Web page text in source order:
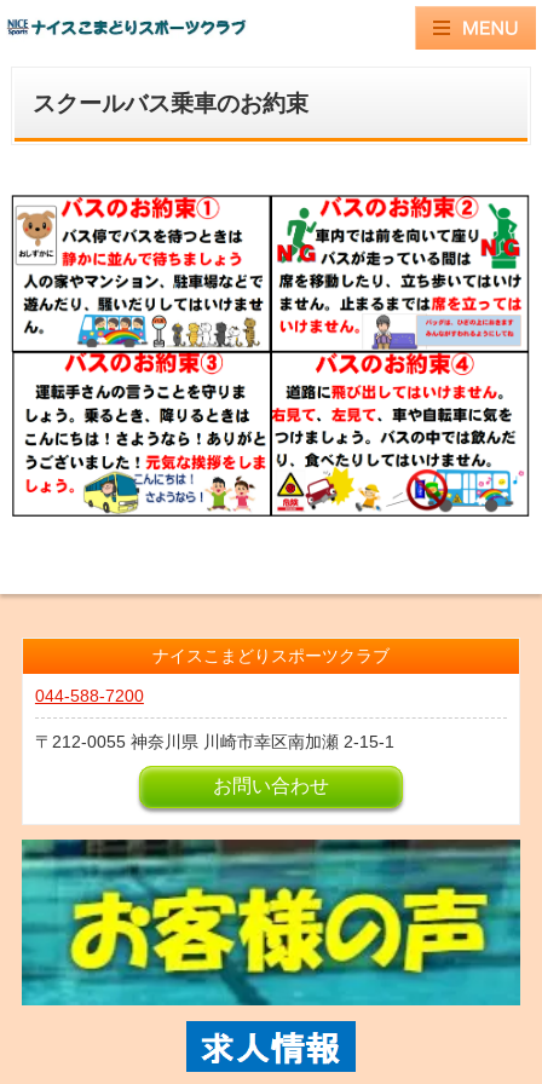
スクールバス乗車のお約束
ナイスこまどりスポーツクラブ
044-588-7200
212-0055 神奈川県 川崎市幸区南加瀬 2-15-1
お問い合わせ